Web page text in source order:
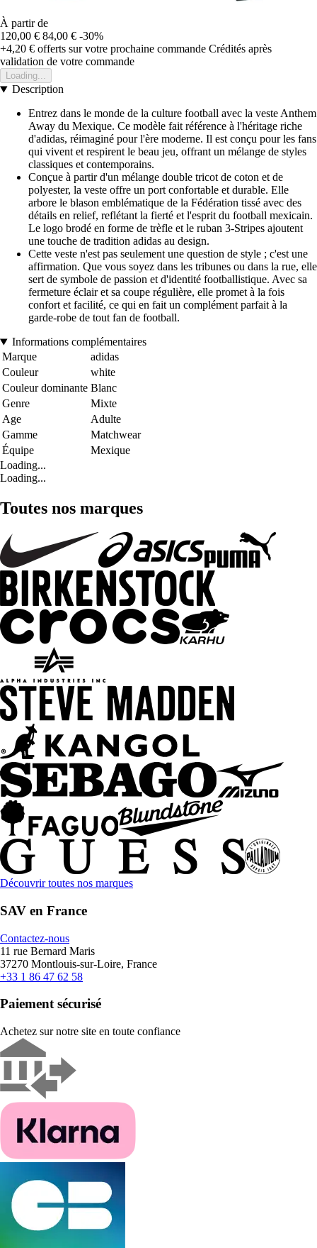
À partir de
120,00 € 84,00 € -30%
+4,20 € offerts sur votre prochaine commande Crédités après
validation de votre commande
Loading...
Description
Entrez dans le monde de la culture football avec la veste Anthem
Away du Mexique. Ce modèle fait référence à l'héritage riche
d'adidas, réimaginé pour l'ère moderne. Il est conçu pour les fans
qui vivent et respirent le beau jeu, offrant un mélange de styles
classiques et contemporains.
Conçue à partir d'un mélange double tricot de coton et de
polyester, la veste offre un port confortable et durable. Elle
arbore le blason emblématique de la Fédération tissé avec des
détails en relief, reflétant la fierté et l'esprit du football mexicain.
Le logo brodé en forme de trèfle et le ruban 3-Stripes ajoutent
une touche de tradition adidas au design.
Cette veste n'est pas seulement une question de style ; c'est une
affirmation. Que vous soyez dans les tribunes ou dans la rue, elle
sert de symbole de passion et d'identité footballistique. Avec sa
fermeture éclair et sa coupe régulière, elle promet à la fois
confort et facilité, ce qui en fait un complément parfait à la
garde-robe de tout fan de football.
Informations complémentaires
Marque
adidas
Couleur
white
Couleur dominante Blanc
Genre
Mixte
Age
Adulte
Gamme
Matchwear
Équipe
Mexique
Loading...
Loading...
Toutes nos marques
Découvrir toutes nos marques
SAV en France
Contactez-nous
11 rue Bernard Maris
37270 Montlouis-sur-Loire, France
+33 1 86 47 62 58
Paiement sécurisé
Achetez sur notre site en toute confiance